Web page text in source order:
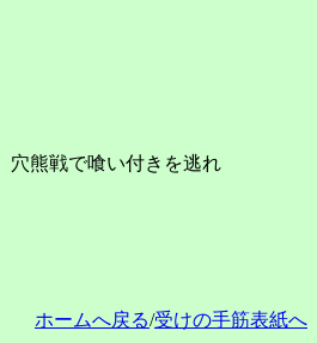
穴熊戦で喰い付きを逃れ
ホームへ戻る/受けの手筋表紙へ